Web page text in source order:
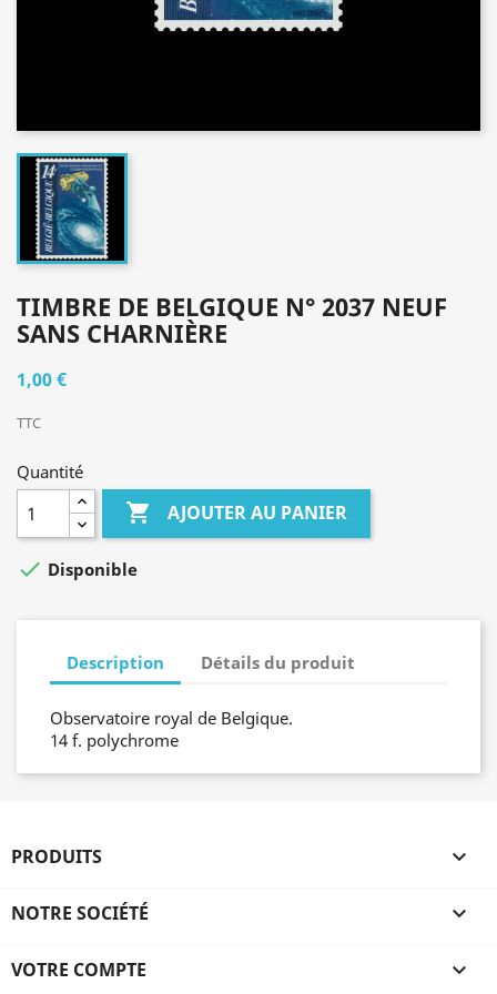
TIMBRE DE BELGIQUE N° 2037 NEUF
SANS CHARNIÈRE
1,00 €
TTC
Quantité
 AJOUTER AU PANIER
 Disponible
Description Détails du produit
Observatoire royal de Belgique.
14 f. polychrome
PRODUITS 
NOTRE SOCIÉTÉ 
VOTRE COMPTE 